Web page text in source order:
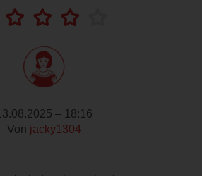
– 18:16
Von jacky1304